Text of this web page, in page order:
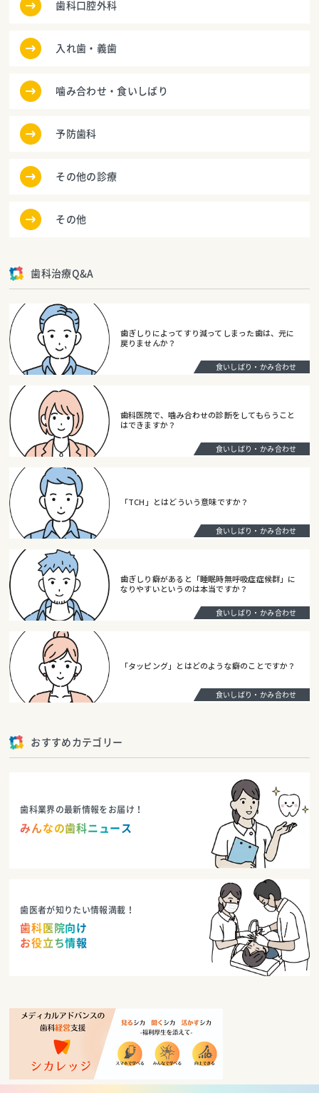
歯科口腔外科
入れ歯・義歯
噛み合わせ・食いしばり
予防歯科
その他の診療
その他
歯科治療Q&A
歯ぎしりによってすり減ってしまった歯は、元に
戻りませんか？
食いしばり・かみ合わせ
歯科医院で、噛み合わせの診断をしてもらうこと
はできますか？
食いしばり・かみ合わせ
「TCH」とはどういう意味ですか？
食いしばり・かみ合わせ
歯ぎしり癖があると「睡眠時無呼吸症症候群」に
なりやすいというのは本当ですか？
食いしばり・かみ合わせ
「タッピング」とはどのような癖のことですか？
食いしばり・かみ合わせ
おすすめカテゴリー
歯科業界の最新情報をお届け！
みんなの歯科ニュース
歯医者が知りたい情報満載！
歯科医院向け
お役立ち情報